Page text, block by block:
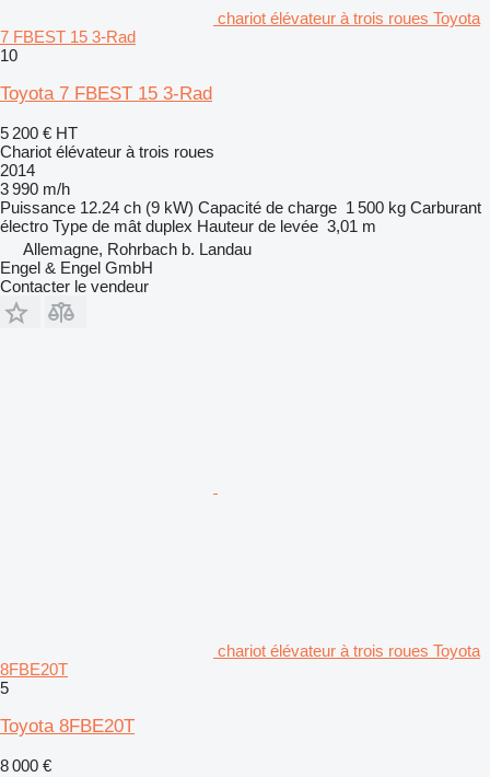
chariot élévateur à trois roues Toyota
7 FBEST 15 3-Rad
10
Toyota 7 FBEST 15 3-Rad
5 200 € HT
Chariot élévateur à trois roues
2014
3 990 m/h
Puissance 12.24 ch (9 kW) Capacité de charge 1 500 kg Carburant
électro Type de mât duplex Hauteur de levée 3,01 m
Allemagne, Rohrbach b. Landau
Engel & Engel GmbH
Contacter le vendeur
chariot élévateur à trois roues Toyota
8FBE20T
5
Toyota 8FBE20T
8 000 €